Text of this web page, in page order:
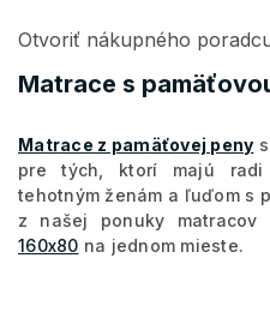
Matrace s
Otvoriť nákupného
Matrace z pamäťovej peny
pre tých, ktorí majú
tehotným ženám a ľuďom s
z našej ponuky matracov
160x80 na jednom mieste.